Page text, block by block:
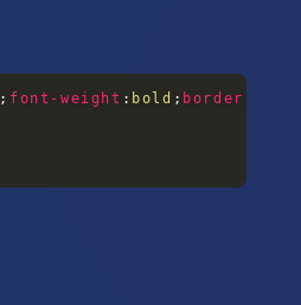
; font-weight : bold ; border